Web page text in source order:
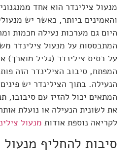
מנעול צילינדר הוא אחד
והאמינים ביותר, כאשר יש
היום גם מערכות נעילה חכמות
המתבססות על מנעול צילינדר
על בסיס צילינדר (גליל מוארך)
המפתח, סיבוב הצילינדר הזה
הנעילה. בתוך הצילינדר יש
המתאים יכול להזיז עם סיבובו,
את לשונית הנעילה או נועלת
לקריאה נוספת אודות מנעול
סיבות להחליף מנעול